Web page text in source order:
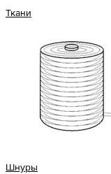
Ткани
Шнуры